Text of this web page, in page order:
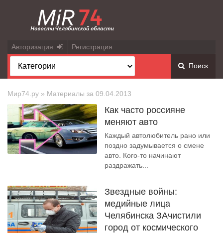
Авторизация Регистрация
Поиск
Мир74.ру » Материалы за 09.04.2013
Как часто россияне
меняют авто
Каждый автолюбитель рано или
поздно задумывается о смене
авто. Кого-то начинают
раздражать...
Звездные войны:
медийные лица
Челябинска ЗАчистили
город от космического